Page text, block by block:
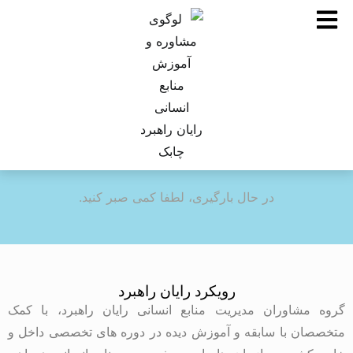
در حال بارگیری، لطفا کمی صبر کنید.
رویکرد رایان راهبرد
گروه مشاوران مدیریت منابع انسانی رایان راهبرد، با کمک
متخصصان با سابقه و آموزش دیده در دوره های تخصصی داخل و